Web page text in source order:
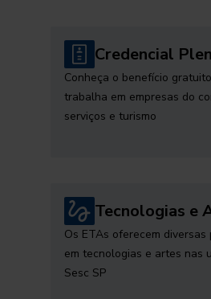
Credencial
Conheça o benefício
trabalha em empresas do
serviços e turismo
Tecnologias e
Os ETAs oferecem diversas
em tecnologias e artes nas
Sesc SP